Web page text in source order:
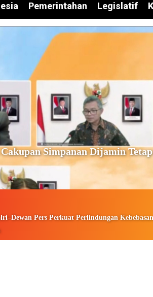
Pemerintahan Legislatif
Simpanan Dijamin Tetap
Pers Perkuat Perlindungan Kebebasan